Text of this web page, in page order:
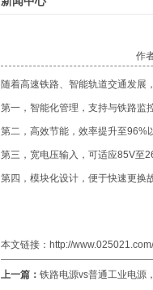
作
随着高速铁路、智能轨道交通发展
第一，智能化管理，支持与铁路监
第二，高效节能，效率提升至96%
第三，宽电压输入，可适应85V至
第四，模块化设计，便于快速更换
本文链接： http://
上一篇： 铁路电源vs普通工业电源